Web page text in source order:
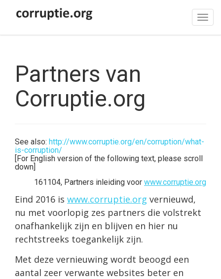
Partners van
Corruptie.org
See also: http://www.corruptie.org/en/corruption/what-
is-corruption/
[For English version of the following text, please scroll
down]
161104, Partners inleiding voor www.corruptie.org
Eind 2016 is www.corruptie.org vernieuwd,
nu met voorlopig zes partners die volstrekt
onafhankelijk zijn en blijven en hier nu
rechtstreeks toegankelijk zijn.
Met deze vernieuwing wordt beoogd een
aantal zeer verwante websites beter en